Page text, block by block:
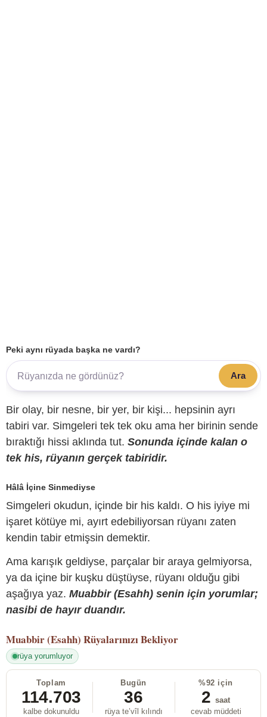
Peki aynı rüyada başka ne vardı?
Ara
Bir olay, bir nesne, bir yer, bir kişi... hepsinin ayrı
tabiri var. Simgeleri tek tek oku ama her birinin sende
bıraktığı hissi aklında tut. Sonunda içinde kalan o
tek his, rüyanın gerçek tabiridir.
Hâlâ İçine Sinmediyse
Simgeleri okudun, içinde bir his kaldı. O his iyiye mi
işaret kötüye mi, ayırt edebiliyorsan rüyanı zaten
kendin tabir etmişsin demektir.
Ama karışık geldiyse, parçalar bir araya gelmiyorsa,
ya da içine bir kuşku düştüyse, rüyanı olduğu gibi
aşağıya yaz. Muabbir (Esahh) senin için yorumlar;
nasibi de hayır duandır.
Muabbir (Esahh) Rüyalarınızı Bekliyor
rüya yorumluyor
Toplam
114.703
kalbe dokunuldu
Bugün
36
rüya te’vîl kılındı
%92 için
2 saat
cevab müddeti